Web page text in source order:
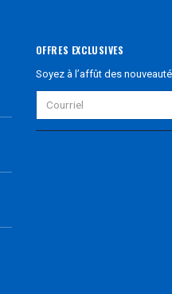
OFFRES EXCLUSIVES
Soyez à l’affût des